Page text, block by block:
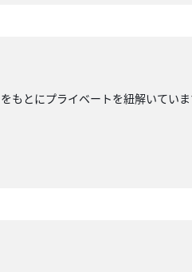
もとにプライベートを紐解いてい